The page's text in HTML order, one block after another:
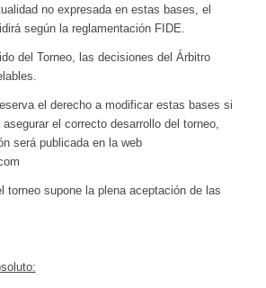
no expresada en estas bases, el
según la reglamentación FIDE.
del Torneo, las decisiones del Árbitro
el derecho a modificar estas bases si
el correcto desarrollo del torneo,
será publicada en la web
torneo supone la plena aceptación de las